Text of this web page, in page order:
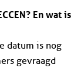
En wat is
datum is nog
gevraagd